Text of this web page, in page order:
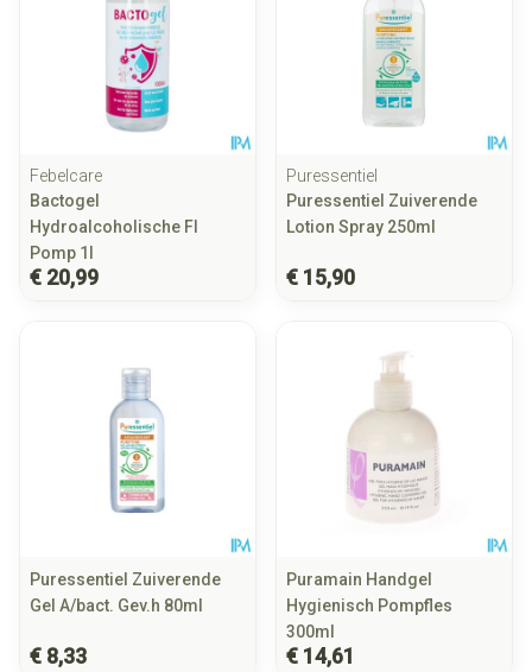
Febelcare
Bactogel
Hydroalcoholische Fl
Pomp 1l
€ 20,99
Puressentiel
Puressentiel Zuiverende
Lotion Spray 250ml
€ 15,90
Puressentiel Zuiverende
Gel A/bact. Gev.h 80ml
€ 8,33
Puramain Handgel
Hygienisch Pompfles
300ml
€ 14,61